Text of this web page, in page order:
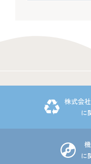
株式会
に
に